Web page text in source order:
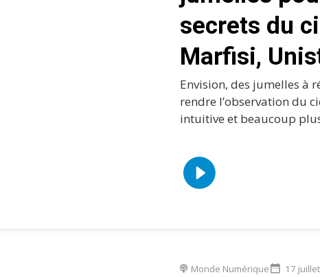
secrets du
Marfisi,
Envision, des jumelles à
rendre l’observation du
intuitive et beaucoup
Monde Numérique 17